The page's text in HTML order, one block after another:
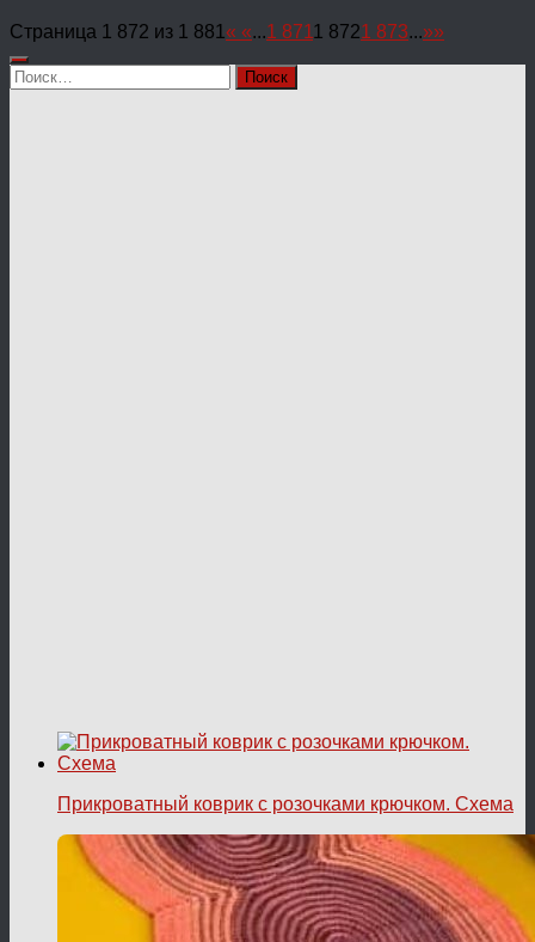
Страница 1 872 из 1 881 « «...1 8711 8721 873...»»
Найти:
Прикроватный коврик с розочками крючком. Схема